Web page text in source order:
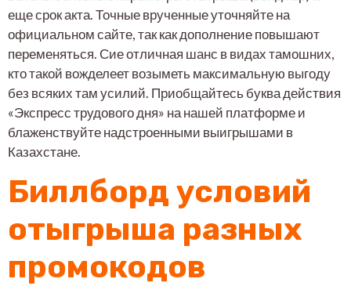
еще срок акта. Точные врученные уточняйте на
официальном сайте, так как дополнение повышают
переменяться. Сие отличная шанс в видах тамошних,
кто такой вожделеет возыметь максимальную выгоду
без всяких там усилий. Приобщайтесь буква действия
«Экспресс трудового дня» на нашей платформе и
блаженствуйте надстроенными выигрышами в
Казахстане.
Биллборд условий
отыгрыша разных
промокодов